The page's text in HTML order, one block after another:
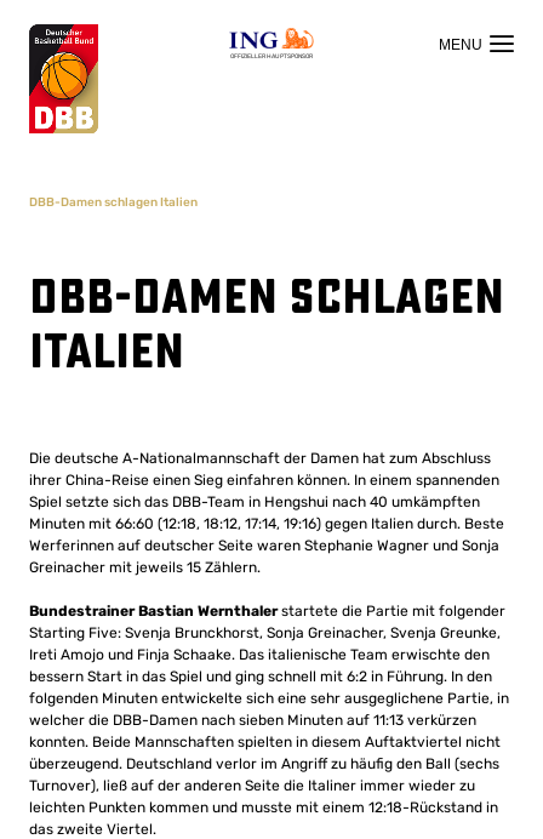
OFFIZIELLER HAUPTSPONSOR
DBB-Damen schlagen Italien
DBB-Damen schlagen
Italien
Die deutsche A-Nationalmannschaft der Damen hat zum Abschluss
ihrer China-Reise einen Sieg einfahren können. In einem spannenden
Spiel setzte sich das DBB-Team in Hengshui nach 40 umkämpften
Minuten mit 66:60 (12:18, 18:12, 17:14, 19:16) gegen Italien durch. Beste
Werferinnen auf deutscher Seite waren Stephanie Wagner und Sonja
Greinacher mit jeweils 15 Zählern.
Bundestrainer Bastian Wernthalerstartete die Partie mit folgender
Starting Five: Svenja Brunckhorst, Sonja Greinacher, Svenja Greunke,
Ireti Amojo und Finja Schaake. Das italienische Team erwischte den
bessern Start in das Spiel und ging schnell mit 6:2 in Führung. In den
folgenden Minuten entwickelte sich eine sehr ausgeglichene Partie, in
welcher die DBB-Damen nach sieben Minuten auf 11:13 verkürzen
konnten. Beide Mannschaften spielten in diesem Auftaktviertel nicht
überzeugend. Deutschland verlor im Angriff zu häufig den Ball (sechs
Turnover), ließ auf der anderen Seite die Italiner immer wieder zu
leichten Punkten kommen und musste mit einem 12:18-Rückstand in
das zweite Viertel.